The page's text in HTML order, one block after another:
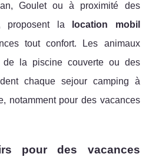
Goulet ou à proximité des
proposent la
location mobil
tout confort. Les animaux
de la piscine couverte ou des
chaque sejour camping à
notamment pour des vacances
pour des vacances